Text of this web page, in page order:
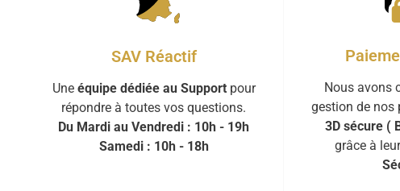
SAV Réactif
Une équipe dédiée au Supportpour
répondre à toutes vos questions.
Du Mardi au Vendredi : 10h - 19h
Samedi : 10h - 18h
Nous avons
gestion de nos
3D sécure (
grâce à